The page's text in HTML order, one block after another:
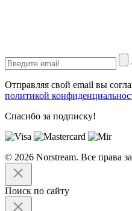
Отправляя свой email вы
политикой
Спасибо за подписку!
© 2026 Norstream. Все права
Поиск по сайту